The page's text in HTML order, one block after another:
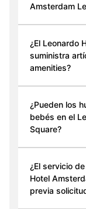
Amsterdam
¿El Leonardo
suministra
amenities?
¿Pueden los
bebés en el
Square?
¿El servicio
Hotel
previa